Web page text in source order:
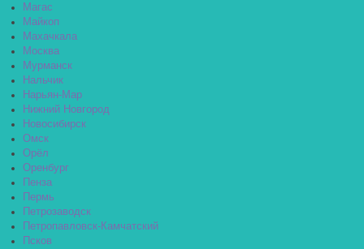
Магас
Майкоп
Махачкала
Москва
Мурманск
Нальчик
Нарьян-Мар
Нижний Новгород
Новосибирск
Омск
Орёл
Оренбург
Пенза
Пермь
Петрозаводск
Петропавловск-Камчатский
Псков